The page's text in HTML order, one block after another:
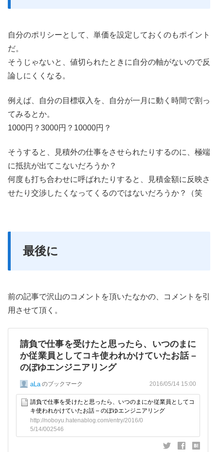
自分のポリシーとして、単価を設定しておくのもポイント
だ。
そうじゃないと、値切られたときに自分の軸がないので反
論しにくくなる。
例えば、自分の目標収入を、自分が一月に動く時間で割っ
てみるとか。
1000円？3000円？10000円？
そうすると、見積外の仕事をさせられたりするのに、極端
に抵抗が出てこないだろうか？
何度も打ち合わせに呼ばれたりすると、見積金額に反映さ
せたり交渉したくなってくるのではないだろうか？（笑
最後に
前の記事で沢山のコメントを頂いたなかの、コメントを引
用させて頂く。